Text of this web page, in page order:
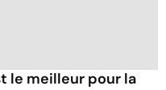
le meilleur pour la